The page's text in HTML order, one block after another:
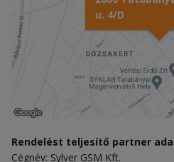
u. 4/D
Rendelést teljesítő partner
Cégnév: Sylver GSM Kft.